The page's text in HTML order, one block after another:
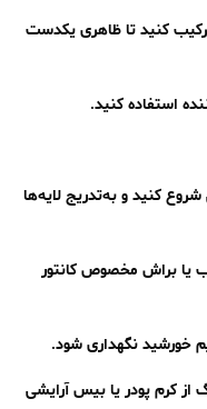
کنید تا ظاهری یکدست
کنید و به‌تدریج لایه‌ها
یا براش مخصوص کانتور
خورشید نگهداری شود.
از کرم پودر یا بیس آرایشی